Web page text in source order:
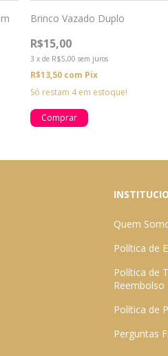
Brinco Vazado Duplo
R$15,00
3 x de R$5,00 sem juros
R$13,50 com Pix
Só restam 4em estoque!
Quem
Política de
Política de
Reembolso
Política de
Perguntas